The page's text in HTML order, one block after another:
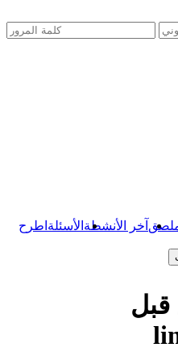
آخر الأنشطة الأسئلة اطرح
قبل